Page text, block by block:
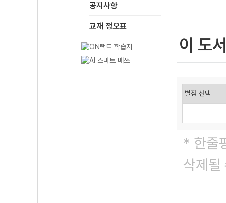
공지사항
교재 정오표
이 도
* 한줄
삭제될